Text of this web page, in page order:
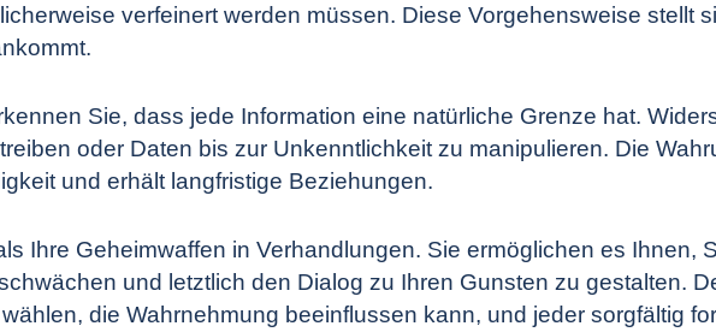
verfeinert werden müssen. Diese Vorgehensweise stellt
Sie, dass jede Information eine natürliche Grenze hat.
oder Daten bis zur Unkenntlichkeit zu manipulieren. Die
und erhält langfristige Beziehungen.
Ihre Geheimwaffen in Verhandlungen. Sie ermöglichen es Ihnen,
und letztlich den Dialog zu Ihren Gunsten zu gestalten.
die Wahrnehmung beeinflussen kann, und jeder sorgfältig